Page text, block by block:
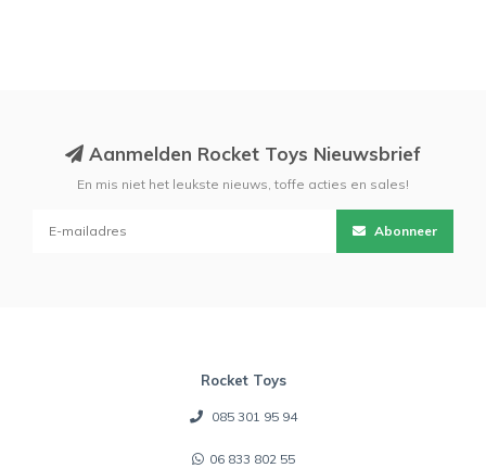
Aanmelden Rocket Toys Nieuwsbrief
En mis niet het leukste nieuws, toffe acties en sales!
Abonneer
Rocket Toys
085 301 95 94
06 833 802 55